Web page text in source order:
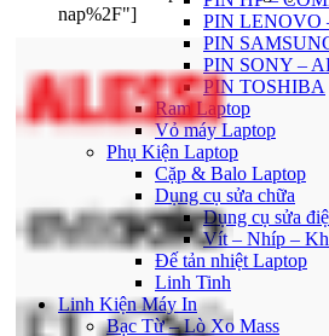
PIN LENOVO
PIN
PIN SONY –
PIN TOSHIBA
Ram Laptop
Vỏ máy Laptop
Phụ Kiện Laptop
Cặp & Balo Laptop
Dụng cụ sửa chữa
Dụng cụ sửa
Vít – Nhíp –
Đế tản nhiệt Laptop
Linh Tinh
Linh Kiện Máy In
Bạc Từ – Lò Xo Mass
nap%2F"]